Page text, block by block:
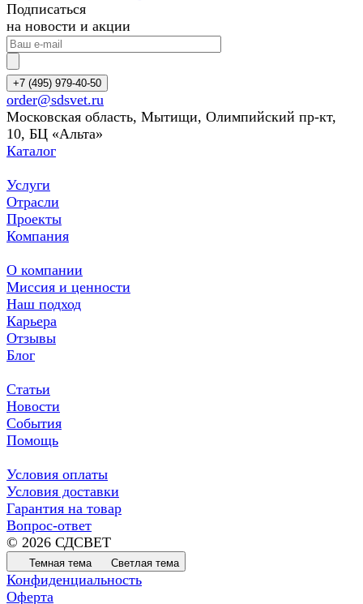
Подписаться
на новости и акции
+7 (495) 979-40-50
order@sdsvet.ru
Московская область, Мытищи, Олимпийский пр-кт,
10, БЦ «Альта»
Каталог
Услуги
Отрасли
Проекты
Компания
О компании
Миссия и ценности
Наш подход
Карьера
Отзывы
Блог
Статьи
Новости
События
Помощь
Условия оплаты
Условия доставки
Гарантия на товар
Вопрос-ответ
© 2026 СДСВЕТ
Темная тема Светлая тема
Конфиденциальность
Оферта